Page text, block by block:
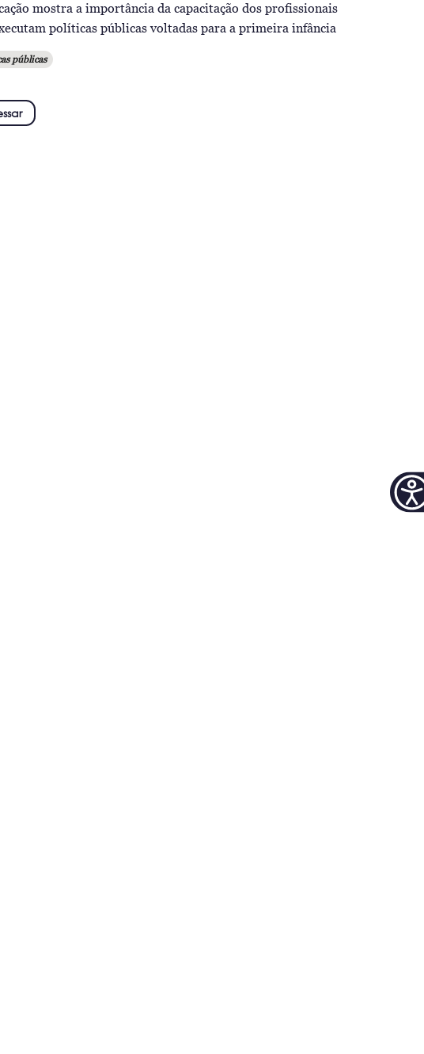
mostra a importância da capacitação dos profissionais
políticas públicas voltadas para a primeira infância
públicas